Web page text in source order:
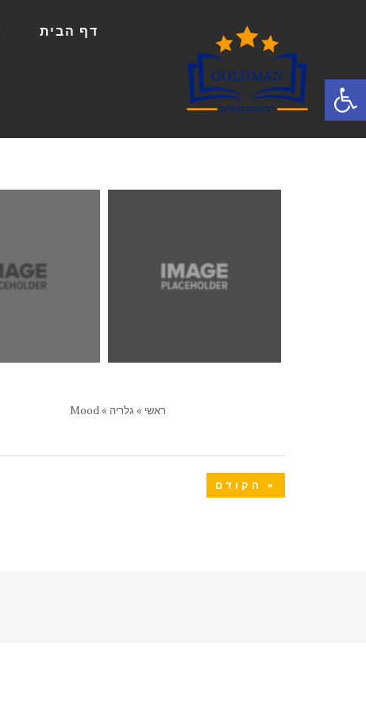
פתח סרגל נגישות
דף הבית
ראשי » גלריה »
Mood
« הקודם